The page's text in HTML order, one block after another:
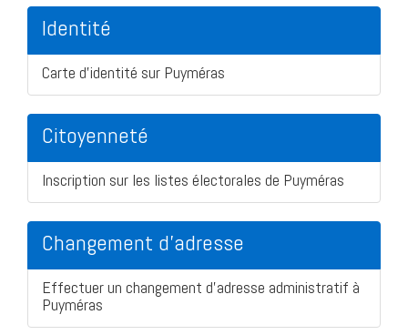
Identité
Carte d'identité sur Puyméras
Citoyenneté
Inscription sur les listes électorales de Puyméras
Changement d'adresse
Effectuer un changement d'adresse administratif à
Puyméras